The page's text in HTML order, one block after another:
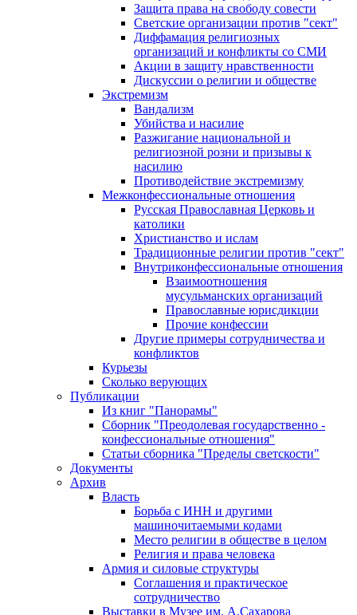
Защита права на свободу совести
Светские организации против "сект"
Диффамация религиозных
организаций и конфликты со СМИ
Акции в защиту нравственности
Дискуссии о религии и обществе
Экстремизм
Вандализм
Убийства и насилие
Разжигание национальной и
религиозной розни и призывы к
насилию
Противодействие экстремизму
Межконфессиональные отношения
Русская Православная Церковь и
католики
Христианство и ислам
Традиционные религии против "сект"
Внутриконфессиональные отношения
Взаимоотношения
мусульманских организаций
Православные юрисдикции
Прочие конфессии
Другие примеры сотрудничества и
конфликтов
Курьезы
Сколько верующих
Публикации
Из книг "Панорамы"
Сборник "Преодолевая государственно -
конфессиональные отношения"
Статьи сборника "Пределы светскости"
Документы
Архив
Власть
Борьба с ИНН и другими
машиночитаемыми кодами
Место религии в обществе в целом
Религия и права человека
Армия и силовые структуры
Соглашения и практическое
сотрудничество
Выставки в Музее им. А.Сахарова